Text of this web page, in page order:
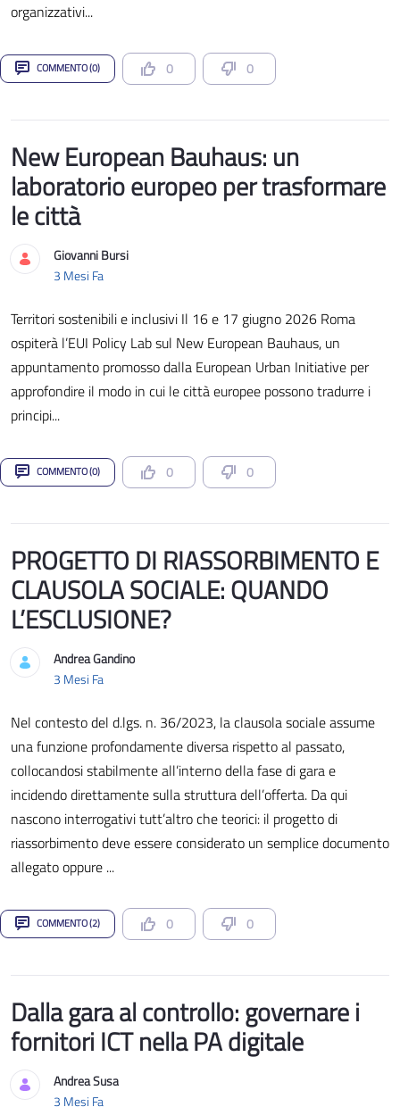
organizzativi...
COMMENTO (0) 0 0
New European Bauhaus: un
laboratorio europeo per trasformare
le città
Giovanni Bursi
Data di Pubblicazione
3 Mesi Fa
Territori sostenibili e inclusivi Il 16 e 17 giugno 2026 Roma
ospiterà l’EUI Policy Lab sul New European Bauhaus, un
appuntamento promosso dalla European Urban Initiative per
approfondire il modo in cui le città europee possono tradurre i
principi...
COMMENTO (0) 0 0
PROGETTO DI RIASSORBIMENTO E
CLAUSOLA SOCIALE: QUANDO
L’ESCLUSIONE?
Andrea Gandino
Data di Pubblicazione
3 Mesi Fa
Nel contesto del d.lgs. n. 36/2023, la clausola sociale assume
una funzione profondamente diversa rispetto al passato,
collocandosi stabilmente all’interno della fase di gara e
incidendo direttamente sulla struttura dell’offerta. Da qui
nascono interrogativi tutt’altro che teorici: il progetto di
riassorbimento deve essere considerato un semplice documento
allegato oppure ...
COMMENTO (2) 0 0
Dalla gara al controllo: governare i
fornitori ICT nella PA digitale
Andrea Susa
Data di Pubblicazione
3 Mesi Fa